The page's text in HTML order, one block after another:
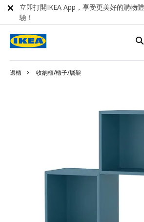
邊櫃 收納櫃/櫃子/層架
立即打開IKEA App，享受更美好的購物體
驗！